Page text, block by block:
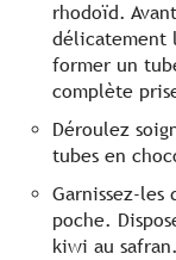
rhodoïd.
délicatement
former un
complète
Déroulez
tubes en
Garnissez-les
poche.
kiwi au